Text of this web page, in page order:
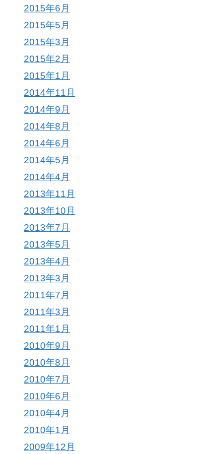
2015年6月
2015年5月
2015年3月
2015年2月
2015年1月
2014年11月
2014年9月
2014年8月
2014年6月
2014年5月
2014年4月
2013年11月
2013年10月
2013年7月
2013年5月
2013年4月
2013年3月
2011年7月
2011年3月
2011年1月
2010年9月
2010年8月
2010年7月
2010年6月
2010年4月
2010年1月
2009年12月